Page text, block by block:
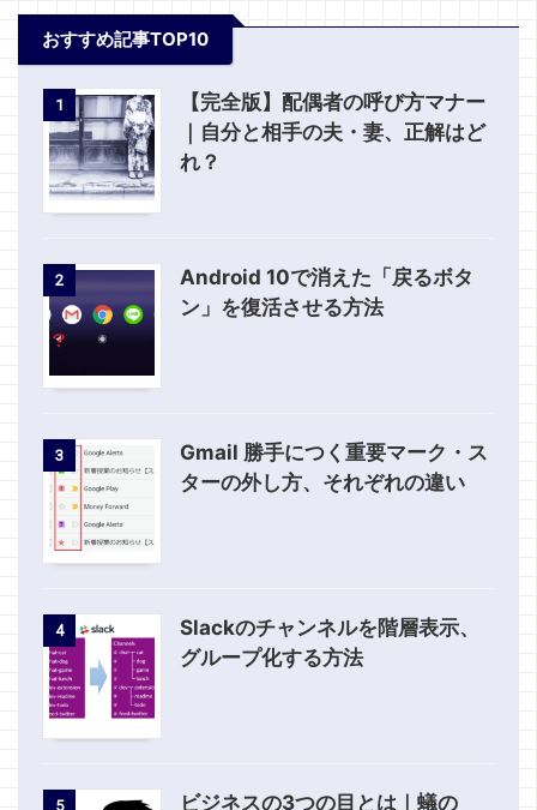
おすすめ記事TOP10
1
【完全版】配偶者の呼び方マナー
｜自分と相手の夫・妻、正解はど
れ？
2
Android 10で消えた「戻るボタ
ン」を復活させる方法
3
Gmail 勝手につく重要マーク・ス
ターの外し方、それぞれの違い
4
Slackのチャンネルを階層表示、
グループ化する方法
5
ビジネスの3つの目とは｜蟻の